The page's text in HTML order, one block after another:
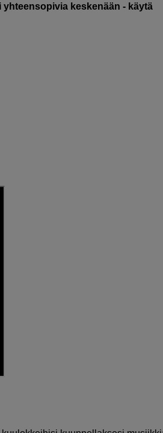
keskenään - käytä